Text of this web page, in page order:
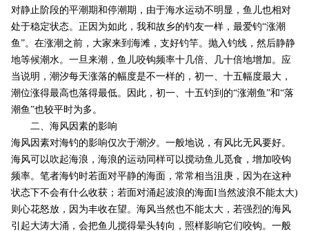
对静止阶段的平潮期和停潮期，由于海水运动不明显，鱼儿也相对
处于稳定状态。正因为如此，我和故乡的钓友一样，最爱钓“涨潮
鱼”。在涨潮之前，大家来到海滩，支好钓竿。抛入钓线，然后静静
地等候潮水。一旦来潮，鱼儿咬钩频率十几倍、几十倍地增加。应
当说明，潮汐每天涨落的幅度是不一样的，初一、十五幅度最大，
潮位涨得最高也落得最低。因此，初一、十五钓到的“涨潮鱼”和“落
潮鱼”也较平时为多。
二、海风因素的影响
海风因素对海钓的影响仅次于潮汐。一般地说，有风比无风要好。
海风可以吹起海浪，海浪的运动同样可以搅动鱼儿觅食，增加咬钩
频率。笔者海钓时若面对平静的海面，常常相当沮庚，因为在这种
状态下不会有什么收获；若面对涌起波浪的海面I当然波浪不能太大)
则心花怒放，因为丰收在望。海风当然也不能太大，若强烈的海风
引起大涛大涌，会把鱼儿搅得晕头转向，照样影响它们咬钩。一般